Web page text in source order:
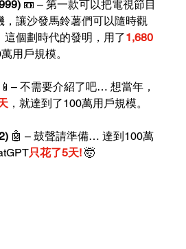
📼 – 第一款可以把電視節目
，讓沙發馬鈴薯們可以隨時觀
這個劃時代的發明，用了1,680
用戶規模。
📱– 不需要介紹了吧… 想當年，
，就達到了100萬用戶規模。
🤖 – 鼓聲請準備… 達到100萬
只花了5天! 🤯